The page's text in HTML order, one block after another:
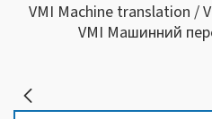
VMI Machine translation /
VMI Машинний